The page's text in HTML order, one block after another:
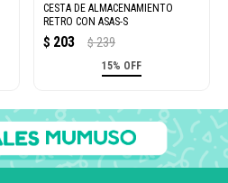
CESTA DE ALMACENAMIENTO
RETRO CON ASAS-S
$ 203 $ 239
15% OFF